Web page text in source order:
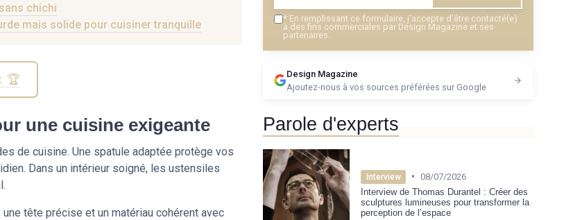
chichi
mais solide pour cuisiner tranquille
🏆
une cuisine exigeante
de cuisine. Une spatule adaptée protège vos
Dans un intérieur soigné, les ustensiles
tête précise et un matériau cohérent avec
* En remplissant ce formulaire, j’accepte d’être contacté(e)
à des fins commerciales par Design Magazine et ses
partenaires.
Design Magazine
Ajoutez-nous à vos sources préférées sur Google
Parole d'experts
Interview • 08/07/2026
Interview de Thomas Durantel : Créer des
sculptures lumineuses pour transformer la
perception de l’espace